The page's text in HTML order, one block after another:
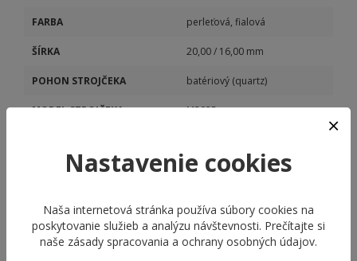
FARBA perleťová, fialová
ŠÍRKA 20,00 / 16,00 mm
POHON STROJČEKA batériový (quartz)
MODEL STROJČEKA M2035
Nastavenie cookies
Naša internetová stránka používa súbory cookies na
poskytovanie služieb a analýzu návštevnosti. Prečítajte si
naše zásady spracovania a ochrany osobných údajov.